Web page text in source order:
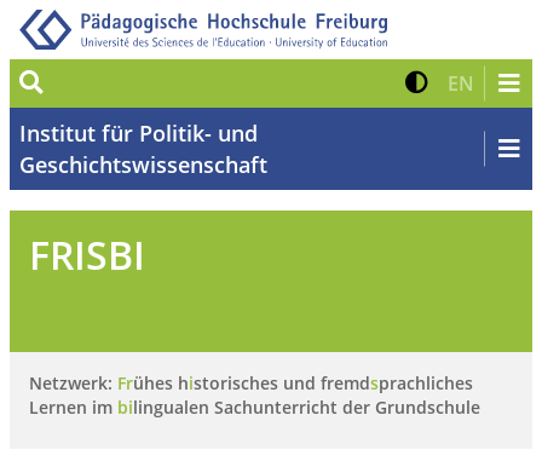
Suche Kontrast
EN Zur
Institut für Politik- und
Geschichtswissenschaft
FRISBI
Netzwerk: Frühes historisches und fremdsprachliches
Lernen im bilingualen Sachunterricht der Grundschule